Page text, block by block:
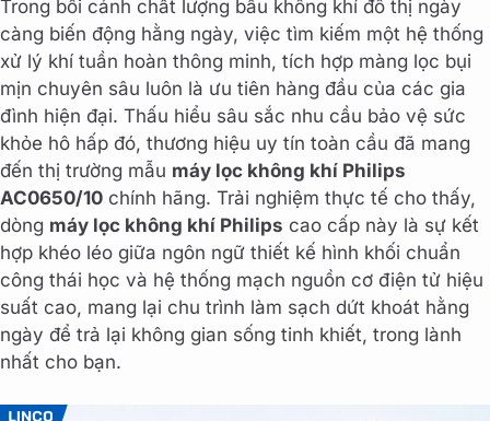
Trong bối cảnh chất lượng bầu không khí đô thị ngày
càng biến động hằng ngày, việc tìm kiếm một hệ thống
xử lý khí tuần hoàn thông minh, tích hợp màng lọc bụi
mịn chuyên sâu luôn là ưu tiên hàng đầu của các gia
đình hiện đại. Thấu hiểu sâu sắc nhu cầu bảo vệ sức
khỏe hô hấp đó, thương hiệu uy tín toàn cầu đã mang
đến thị trường mẫu máy lọc không khí Philips
AC0650/10 chính hãng. Trải nghiệm thực tế cho thấy,
dòng máy lọc không khí Philips cao cấp này là sự kết
hợp khéo léo giữa ngôn ngữ thiết kế hình khối chuẩn
công thái học và hệ thống mạch nguồn cơ điện tử hiệu
suất cao, mang lại chu trình làm sạch dứt khoát hằng
ngày để trả lại không gian sống tinh khiết, trong lành
nhất cho bạn.